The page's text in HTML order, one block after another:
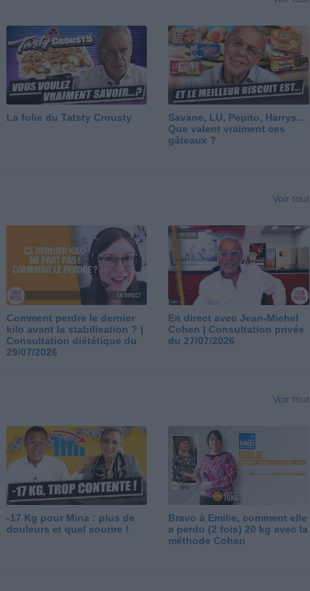
La folie du Tatsty Crousty
Savane, LU, Pepito, Harrys...
Que valent vraiment ces
gâteaux ?
Voir tout
Comment perdre le dernier
kilo avant la stabilisation ? |
Consultation diététique du
29/07/2026
En direct avec Jean-Michel
Cohen | Consultation privée
du 27/07/2026
Voir tout
-17 Kg pour Mina : plus de
douleurs et quel sourire !
Bravo à Emilie, comment elle
a perdu (2 fois) 20 kg avec la
méthode Cohen